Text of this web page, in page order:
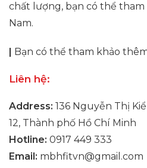
chất lượng, bạn có thể tham
Nam.
Bạn có thể tham khảo
Liên hệ:
Address: 136 Nguyễn Thị
12, Thành phố Hồ Chí Minh
Hotline: 0917 449 333
Email: mbhfitvn@gmail.com